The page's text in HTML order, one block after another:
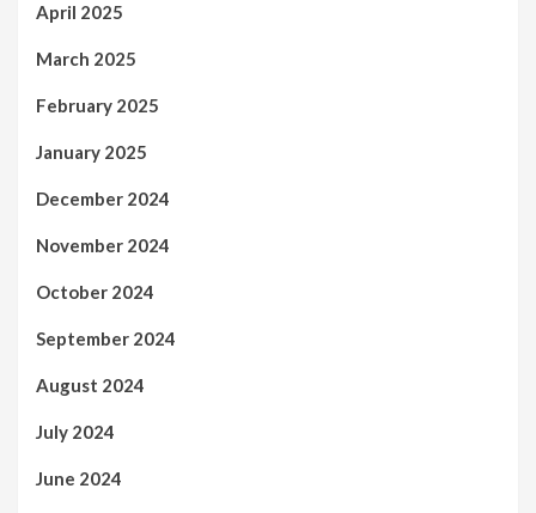
April 2025
March 2025
February 2025
January 2025
December 2024
November 2024
October 2024
September 2024
August 2024
July 2024
June 2024